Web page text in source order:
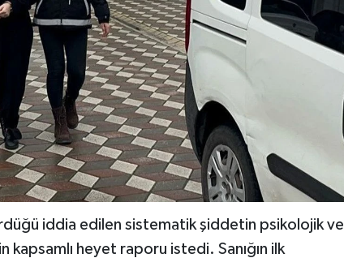
iddia edilen sistematik şiddetin psikolojik ve
heyet raporu istedi. Sanığın ilk